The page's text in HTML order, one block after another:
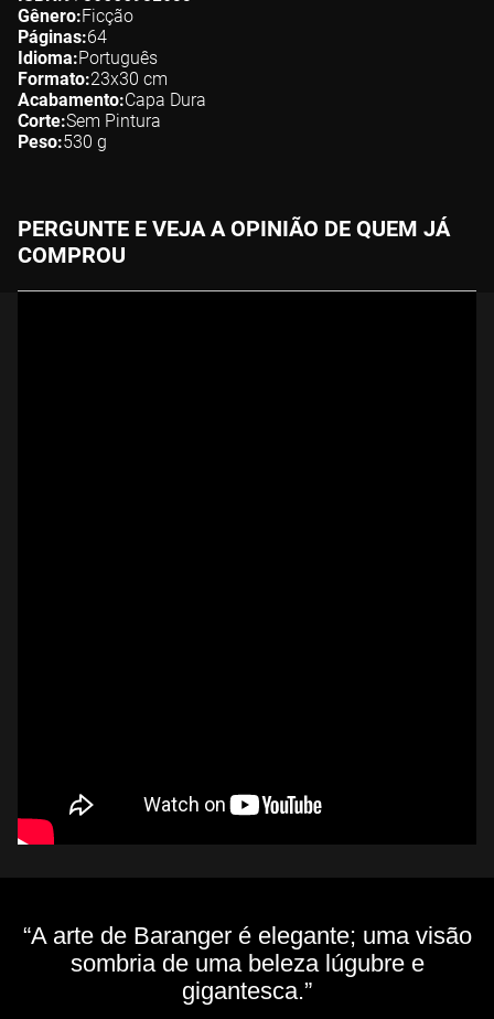
Gênero Ficção
Páginas 64
Idioma Português
Formato 23x30 cm
Acabamento Capa Dura
Corte Sem Pintura
Peso 530 g
PERGUNTE E VEJA A OPINIÃO DE QUEM JÁ
COMPROU
“A arte de Baranger é elegante; uma visão
sombria de uma beleza lúgubre e
gigantesca.”